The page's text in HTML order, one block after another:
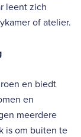
leent zich
of atelier.
en biedt
en
meerdere
is om buiten te